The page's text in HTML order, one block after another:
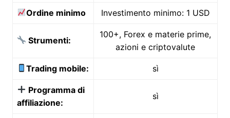
Ordine minimo Investimento minimo: 1 USD
Strumenti:
100+, Forex e materie prime,
azioni e criptovalute
Trading mobile: sì
Programma di
affiliazione:
sì